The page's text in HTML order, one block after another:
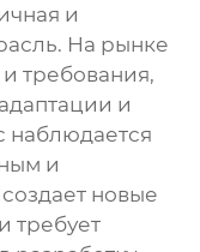
и
На рынке
требования,
и
наблюдается
и
новые
требует